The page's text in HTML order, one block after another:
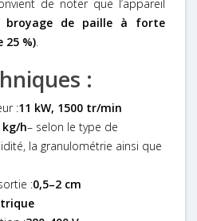
de noter que l’appareil
broyage de paille à forte
25 %)
:
:11 kW, 1500 tr/min
kg/h– selon le type de
la granulométrie ainsi que
:0,5–2 cm